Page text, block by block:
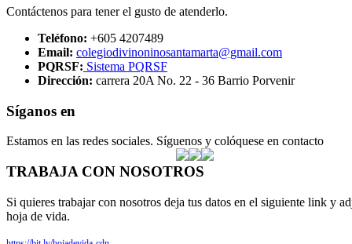
Contáctenos para tener el gusto de atenderlo.
Teléfono: +605 4207489
Email: colegiodivinoninosantamarta@gmail.com
PQRSF: Sistema PQRSF
Dirección: carrera 20A No. 22 - 36 Barrio Porvenir
Síganos en
Estamos en las redes sociales. Síguenos y colóquese en contacto
TRABAJA CON NOSOTROS
Si quieres trabajar con nosotros deja tus datos en el siguiente link y
hoja de vida.